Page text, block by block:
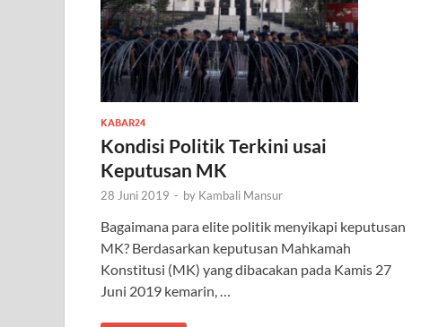
KABAR24
Kondisi Politik Terkini usai
Keputusan MK
28 Juni 2019 - by Kambali Mansur
Bagaimana para elite politik menyikapi keputusan
MK? Berdasarkan keputusan Mahkamah
Konstitusi (MK) yang dibacakan pada Kamis 27
Juni 2019 kemarin, …